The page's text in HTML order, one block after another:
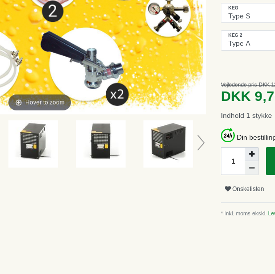
Hover to zoom
KEG
KEG 2
Vejledende pris DKK
DKK
Indhold 1 stykke
Din
Onskelisten
* Inkl. moms ekskl.